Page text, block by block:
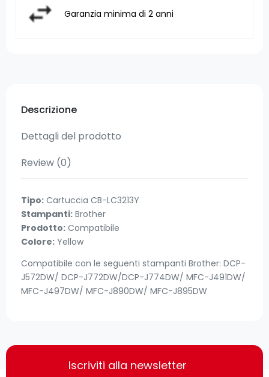
Garanzia minima di 2 anni
Descrizione
Dettagli del prodotto
Review (0)
Tipo: Cartuccia CB-LC3213Y
Stampanti: Brother
Prodotto: Compatibile
Colore: Yellow
Compatibile con le seguenti stampanti Brother: DCP-
J572DW/ DCP-J772DW/DCP-J774DW/ MFC-J491DW/
MFC-J497DW/ MFC-J890DW/ MFC-J895DW
Iscriviti alla newsletter